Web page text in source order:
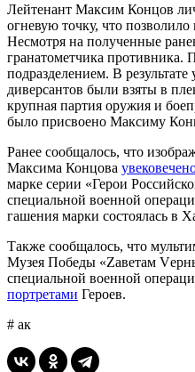
Лейтенант Максим Концов
огневую точку, что
Несмотря на полученные
гранатометчика противника.
подразделением. В
диверсантов были взяты в
крупная партия оружия и
было присвоено Максиму
Ранее сообщалось, что
Максима Концова
марке серии «Герои
специальной военной
гашения марки состоялась в
Также сообщалось, что
Музея Победы «Zаветам
специальной военной
портретами Героев.
# ак